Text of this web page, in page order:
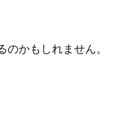
かもしれません。